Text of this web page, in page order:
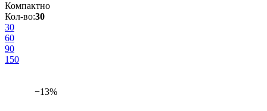
Компактно
Кол-во:30
30
60
90
150
−13%